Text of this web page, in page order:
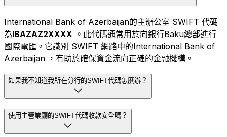
International Bank of Azerbaijan的主辦公室 SWIFT 代碼
為IBAZAZ2XXXX 。此代碼通常用於向銀行Baku總部進行
國際電匯。它識別 SWIFT 網路中的International Bank of
Azerbaijan ，有助於確保資金流向正確的金融機構。
如果我不知道我所在分行的SWIFT代碼怎麼辦？
使用主營業廳的SWIFT代碼收款安全嗎？